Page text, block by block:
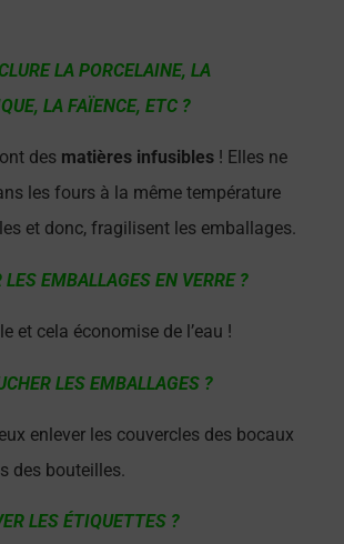
LA PORCELAINE, LA
LA FAÏENCE, ETC ?
desmatières infusibles ! Elles ne
les fours à la même température
et donc, fragilisent les emballages.
LES EMBALLAGES EN VERRE ?
et cela économise de l’eau !
LES EMBALLAGES ?
enlever les couvercles des bocaux
des bouteilles.
LES ÉTIQUETTES ?